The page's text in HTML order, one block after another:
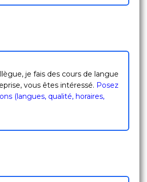
je fais des cours de langue
vous êtes intéressé. Posez
(langues, qualité, horaires,